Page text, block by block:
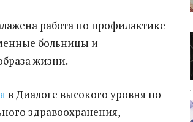
работа по профилактике
больницы и
жизни.
в Диалоге высокого уровня по
здравоохранения,